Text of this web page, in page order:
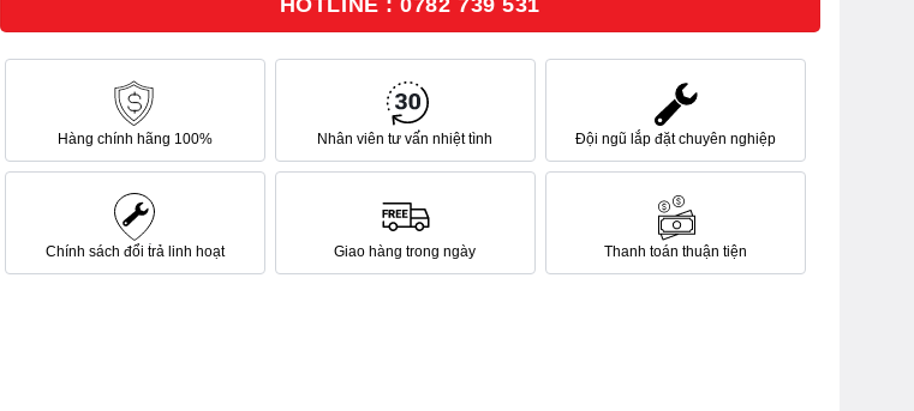
Hàng chính hãng 100% Nhân viên tư vấn nhiệt tình Đội ngũ lắp đặt chuyên nghiệp
Chính sách đổi trả linh hoạt Giao hàng trong ngày Thanh toán thuận tiện